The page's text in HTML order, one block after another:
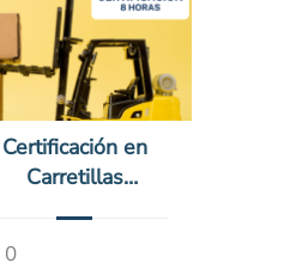
Certificación en
Carretillas
0